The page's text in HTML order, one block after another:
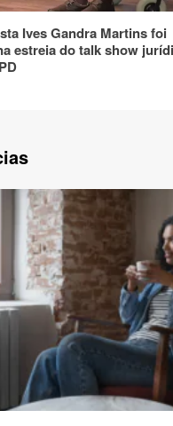
Ives Gandra Martins foi
estreia do talk show